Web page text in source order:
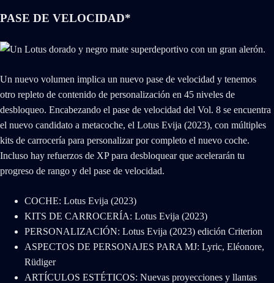
PASE DE VELOCIDAD*
Un nuevo volumen implica un nuevo pase de velocidad y tenemos
otro repleto de contenido de personalización en 45 niveles de
desbloqueo. Encabezando el pase de velocidad del Vol. 8 se encuentra
el nuevo candidato a metacoche, el Lotus Evija (2023), con múltiples
kits de carrocería para personalizar por completo el nuevo coche.
Incluso hay refuerzos de XP para desbloquear que acelerarán tu
progreso de rango y del pase de velocidad.
COCHE: Lotus Evija (2023)
KITS DE CARROCERÍA: Lotus Evija (2023)
PERSONALIZACIÓN: Lotus Evija (2023) edición Criterion
ASPECTOS DE PERSONAJES PARA MJ: Lyric, Eléonore,
Rüdiger
ARTÍCULOS ESTÉTICOS: Nuevas proyecciones y llantas